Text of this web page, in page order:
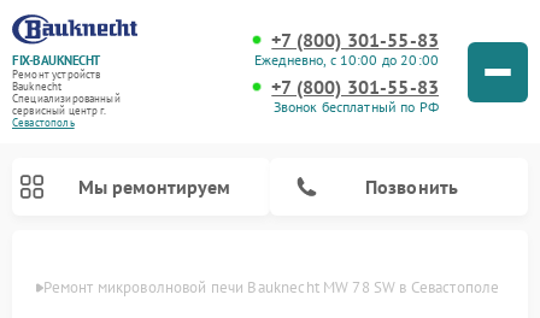
FIX-BAUKNECHT
Ремонт устройств
Bauknecht
Специализированный
cервисный центр г.
Севастополь
+7 (800) 301-55-83
Ежедневно, с 10:00 до 20:00
+7 (800) 301-55-83
Звонок бесплатный по РФ
Мы ремонтируем Позвонить
Ремонт микроволновой печи Bauknecht MW 78 SW в Севастополе